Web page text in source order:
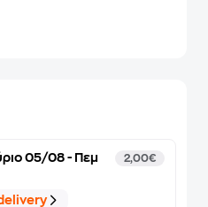
05/08 - Πεμ
2,00€